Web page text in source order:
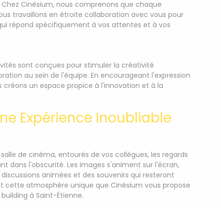
Chez Cinésium, nous comprenons que chaque
travaillons en étroite collaboration avec vous pour
répond spécifiquement à vos attentes et à vos
sont conçues pour stimuler la créativité
au sein de l'équipe. En encourageant l'expression
un espace propice à l'innovation et à la
Expérience Inoubliable
de cinéma, entourés de vos collègues, les regards
dans l'obscurité. Les images s'animent sur l'écran,
animées et des souvenirs qui resteront
cette atmosphère unique que Cinésium vous propose
à Saint-Étienne.